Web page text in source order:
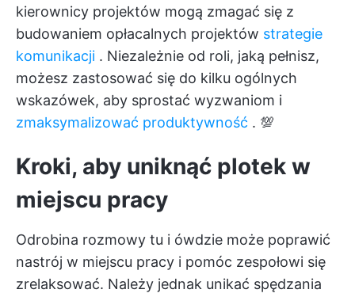
kierownicy projektów mogą zmagać się z
budowaniem opłacalnych projektów strategie
komunikacji . Niezależnie od roli, jaką pełnisz,
możesz zastosować się do kilku ogólnych
wskazówek, aby sprostać wyzwaniom i
zmaksymalizować produktywność . 💯
Kroki, aby uniknąć plotek w
miejscu pracy
Odrobina rozmowy tu i ówdzie może poprawić
nastrój w miejscu pracy i pomóc zespołowi się
zrelaksować. Należy jednak unikać spędzania